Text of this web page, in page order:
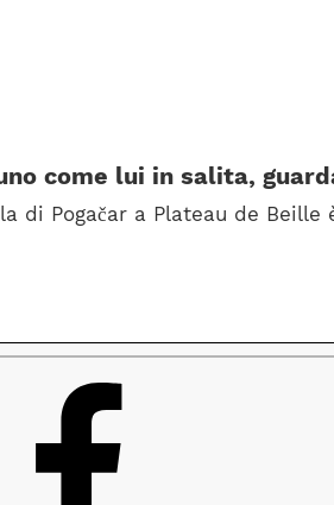
come lui in salita,
di Pogačar a Plateau de